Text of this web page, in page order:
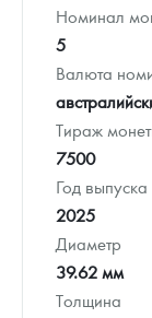
Номинал
5
Валюта
Тираж
7500
Год выпуска
2025
Диаметр
39.62 мм
Толщина